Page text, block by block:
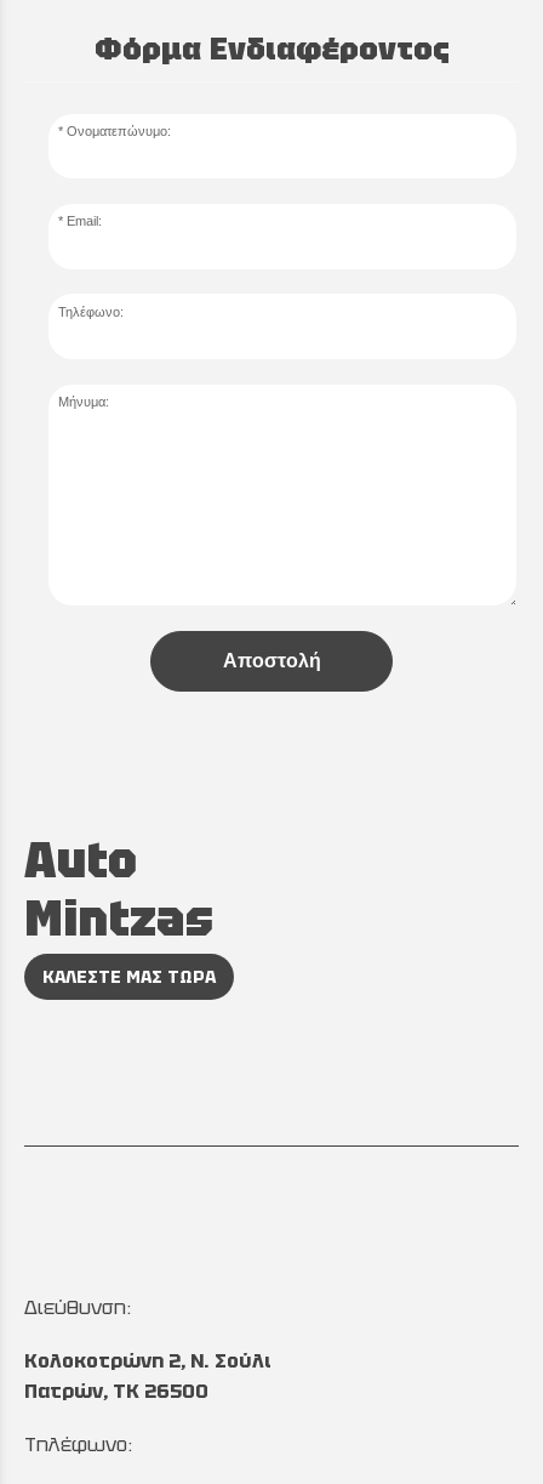
Φόρμα Ενδιαφέροντος
Ονοματεπώνυμο:
Email:
Τηλέφωνο:
Μήνυμα:
Αποστολή
Auto
Mintzas
ΚΑΛΕΣΤΕ ΜΑΣ ΤΩΡΑ
Διεύθυνση:
Κολοκοτρώνη 2, Ν. Σούλι
Πατρών, TK 26500
Τηλέφωνο: